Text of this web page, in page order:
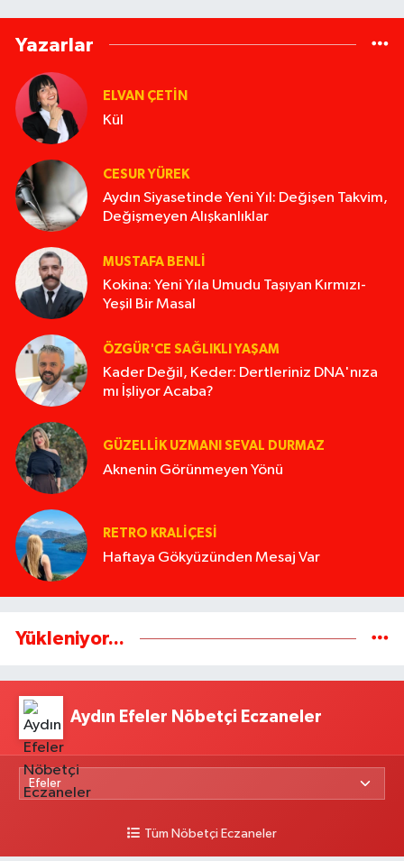
Yazarlar
ELVAN ÇETIN
Kül
CESUR YÜREK
Aydın Siyasetinde Yeni Yıl: Değişen Takvim,
Değişmeyen Alışkanlıklar
MUSTAFA BENLI
Kokina: Yeni Yıla Umudu Taşıyan Kırmızı-
Yeşil Bir Masal
ÖZGÜR'CE SAĞLIKLI YAŞAM
Kader Değil, Keder: Dertleriniz DNA'nıza
mı İşliyor Acaba?
GÜZELLIK UZMANI SEVAL DURMAZ
Aknenin Görünmeyen Yönü
RETRO KRALIÇESI
Haftaya Gökyüzünden Mesaj Var
Yükleniyor...
Aydın Efeler Nöbetçi Eczaneler
Tüm Nöbetçi Eczaneler